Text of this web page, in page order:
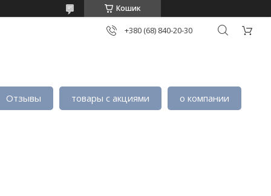
Кошик
+380 (68) 840-20-30
Отзывы товары с акциями
о компании